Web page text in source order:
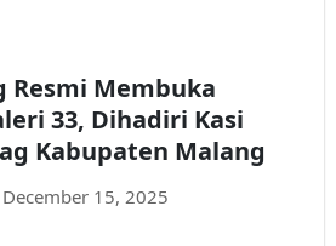
Resmi Membuka
33, Dihadiri Kasi
Kabupaten Malang
December 15, 2025